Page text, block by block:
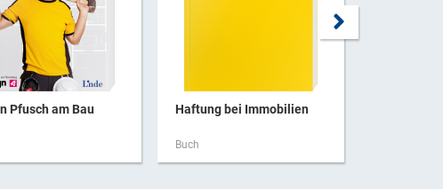
Pfusch am Bau Haftung bei Immobilien
Buch